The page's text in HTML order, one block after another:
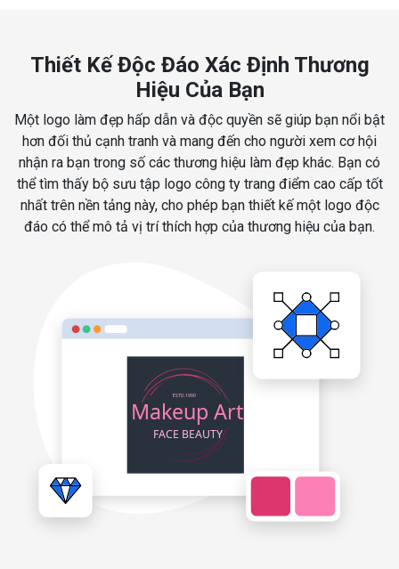
Thiết Kế Độc Đáo Xác Định Thương
Hiệu Của Bạn
Một logo làm đẹp hấp dẫn và độc quyền sẽ giúp bạn nổi bật
hơn đối thủ cạnh tranh và mang đến cho người xem cơ hội
nhận ra bạn trong số các thương hiệu làm đẹp khác. Bạn có
thể tìm thấy bộ sưu tập logo công ty trang điểm cao cấp tốt
nhất trên nền tảng này, cho phép bạn thiết kế một logo độc
đáo có thể mô tả vị trí thích hợp của thương hiệu của bạn.